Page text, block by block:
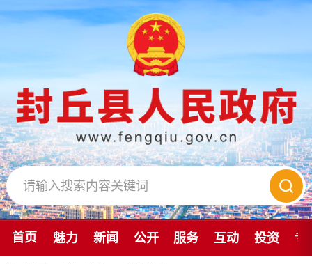
首页 魅力 新闻 公开 服务 互动 投资 专